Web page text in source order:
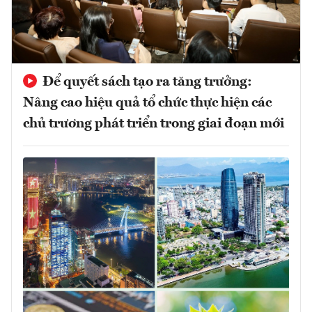
Để quyết sách tạo ra tăng trưởng:
Nâng cao hiệu quả tổ chức thực hiện các
chủ trương phát triển trong giai đoạn mới